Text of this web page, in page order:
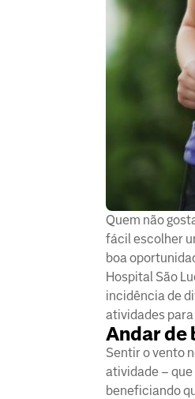
Quem não
fácil escolher
boa
Hospital São
incidência de
atividades
Andar de
Sentir o vento
atividade –
beneficiando